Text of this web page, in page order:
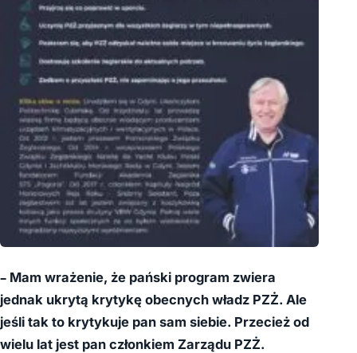
– Mam wrażenie, że pański program zwiera
jednak ukrytą krytykę obecnych władz PZŻ. Ale
jeśli tak to krytykuje pan sam siebie. Przecież od
wielu lat jest pan członkiem Zarządu PZŻ.